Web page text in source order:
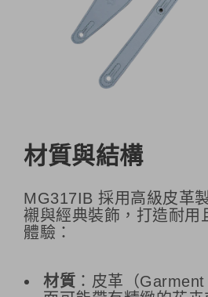
材質與結構
MG317IB 採用高級皮革
襯與經典裝飾，打造耐用
體驗：
材質 ：皮革（